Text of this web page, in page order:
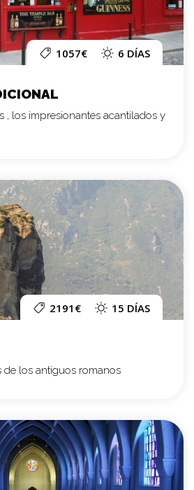
1057€ 6 DÍAS
, los impresionantes acantilados y
2191€ 15 DÍAS
de los antiguos romanos